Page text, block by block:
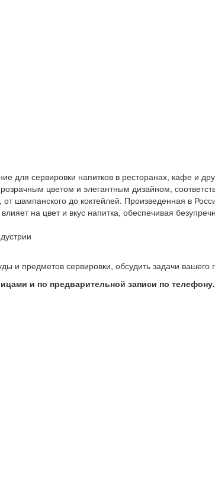
для сервировки напитков в ресторанах, кафе и
цветом и элегантным дизайном,
шампанского до коктейлей. Произведенная в
на цвет и вкус напитка, обеспечивая
и предметов сервировки, обсудить задачи
и по предварительной записи по телефону.